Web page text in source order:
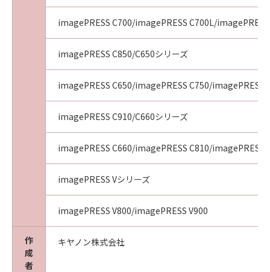
most of the Free Software Foundation's
software and to any other program whose
authors commit to using it. (Some other Free
Software Foundation software is covered by
the GNU Library General Public License
instead.) You can apply it to your programs,
too.
referring to freedom, not price.
Our General Public Licenses are designed to
distribute copies of free software (and charge
for this service if you wish), that you receive
source code or can get it if you want it, that
you can change the software or use pieces of
it in new free programs; and that you know
you can do these things.
imagePRESS C700/imagePRESS C700L/
imagePRESS C850/C650シリーズ
imagePRESS C650/imagePRESS C750/imagePRESS
imagePRESS C910/C660シリーズ
imagePRESS C660/imagePRESS C810/imagePRESS
imagePRESS Vシリーズ
imagePRESS V800/imagePRESS V900
作
成
者
キヤノン株式会社